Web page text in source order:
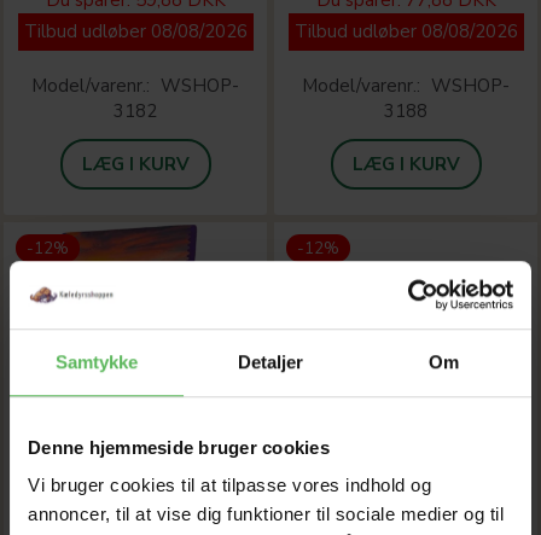
Samtykke Detaljer Om
Denne hjemmeside bruger cookies
Vi bruger cookies til at tilpasse vores indhold og
annoncer, til at vise dig funktioner til sociale medier og til
Tilbud udløber 08/08/2026
Model/varenr.: WSHOP-
3182
LÆG I KURV
Tilbud udløber 08/08/2026
Model/varenr.: WSHOP-
3188
LÆG I KURV
-12% -12%